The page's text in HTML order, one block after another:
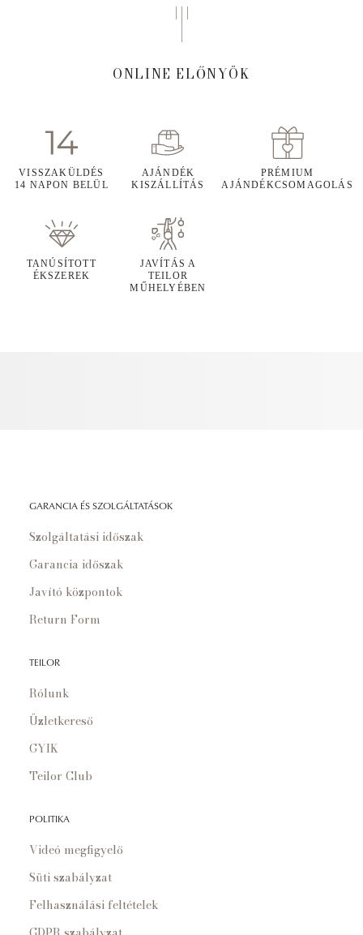
ONLINE ELŐNYÖK
VISSZAKÜLDÉS
14 NAPON BELÜL
AJÁNDÉK
KISZÁLLÍTÁS
PRÉMIUM
AJÁNDÉKCSOMAGOLÁS
TANÚSÍTOTT
ÉKSZEREK
JAVÍTÁS A
TEILOR
MŰHELYÉBEN
GARANCIA ÉS SZOLGÁLTATÁSOK
Szolgáltatási időszak
Garancia időszak
Javító központok
Return Form
TEILOR
Rólunk
Üzletkereső
GYIK
Teilor Club
POLITIKA
Videó megfigyelő
Süti szabályzat
Felhasználási feltételek